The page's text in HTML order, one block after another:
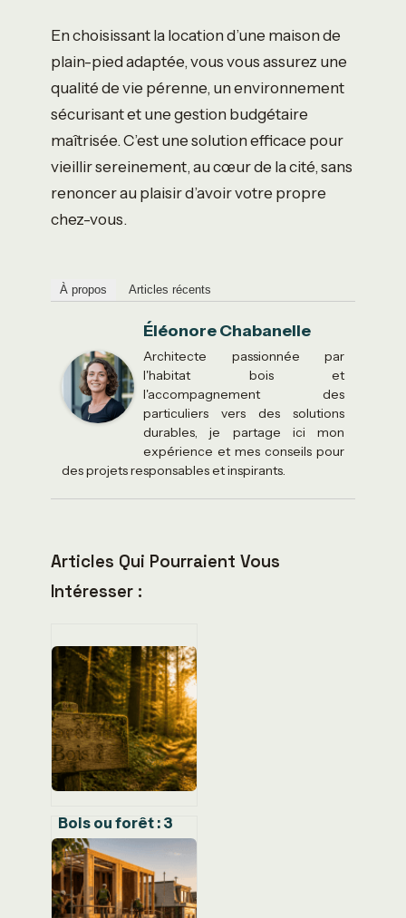
En choisissant la location d’une maison de
plain-pied adaptée, vous vous assurez une
qualité de vie pérenne, un environnement
sécurisant et une gestion budgétaire
maîtrisée. C’est une solution efficace pour
vieillir sereinement, au cœur de la cité, sans
renoncer au plaisir d’avoir votre propre
chez-vous.
À propos Articles récents
Éléonore Chabanelle
Architecte passionnée par
l'habitat bois et
l'accompagnement des
particuliers vers des solutions
durables, je partage ici mon
expérience et mes conseils pour
des projets responsables et inspirants.
Articles Qui Pourraient Vous
Intéresser :
Bois ou forêt : 3
critères chiffrés
pour définir un
espace naturel